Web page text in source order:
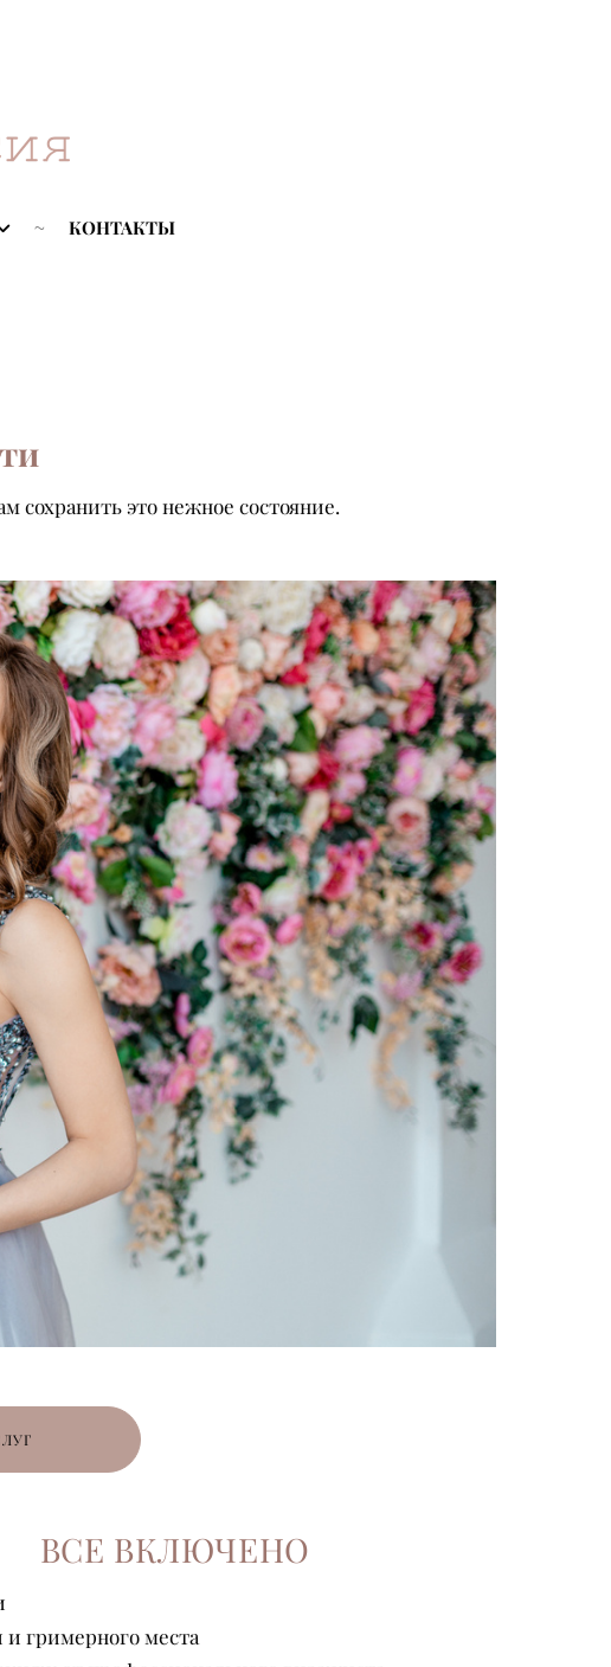
КОНТАКТЫ
это нежное состояние.
ВСЕ ВКЛЮЧЕНО
и гримерного места